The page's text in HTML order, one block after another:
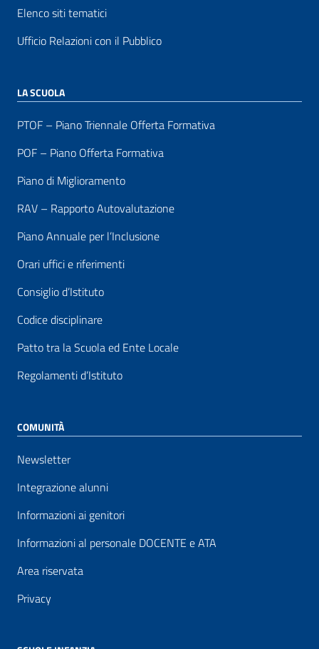
Elenco siti tematici
Ufficio Relazioni con il Pubblico
LA SCUOLA
PTOF – Piano Triennale Offerta Formativa
POF – Piano Offerta Formativa
Piano di Miglioramento
RAV – Rapporto Autovalutazione
Piano Annuale per l’Inclusione
Orari uffici e riferimenti
Consiglio d’Istituto
Codice disciplinare
Patto tra la Scuola ed Ente Locale
Regolamenti d’Istituto
COMUNITÀ
Newsletter
Integrazione alunni
Informazioni ai genitori
Informazioni al personale DOCENTE e ATA
Area riservata
Privacy